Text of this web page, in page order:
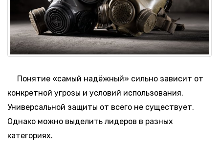
Понятие «самый надёжный» сильно зависит от
конкретной угрозы и условий использования.
Универсальной защиты от всего не существует.
Однако можно выделить лидеров в разных
категориях.